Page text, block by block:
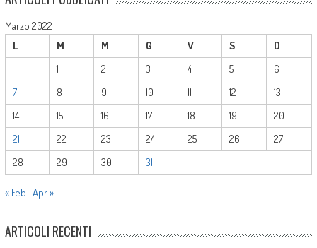
Marzo 2022
L
M M G V S
D
1
2 3 4 5
6
7
8 9 10 11 12
13
14
15 16 17 18 19
20
21
22 23 24 25 26
27
28
29 30 31
« Feb Apr »
ARTICOLI RECENTI